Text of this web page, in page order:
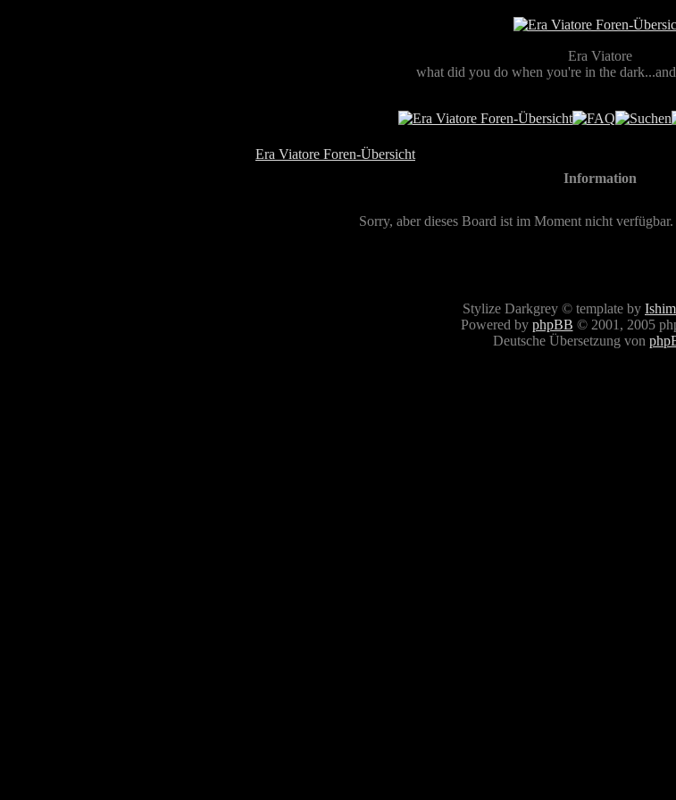
Era Viatore
what did you do when you're in the
Era Viatore Foren-Übersicht
Information
Sorry, aber dieses Board ist im Moment nicht
Stylize Darkgrey © template by
Powered by phpBB © 2001, 2005
Deutsche Übersetzung von